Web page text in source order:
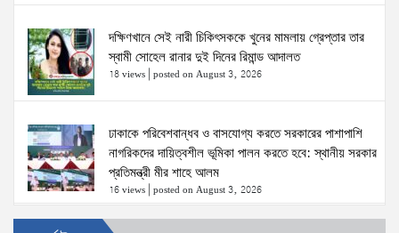
দক্ষিণখানে সেই নারী চিকিৎসককে খুনের মামলায় গ্রেপ্তার তার
স্বামী সোহেল রানার দুই দিনের রিমান্ড আদালত
18 views posted on August 3, 2026
ঢাকাকে পরিবেশবান্ধব ও বাসযোগ্য করতে সরকারের পাশাপাশি
নাগরিকদের দায়িত্বশীল ভূমিকা পালন করতে হবে: স্থানীয় সরকার
প্রতিমন্ত্রী মীর শাহে আলম
16 views posted on August 3, 2026